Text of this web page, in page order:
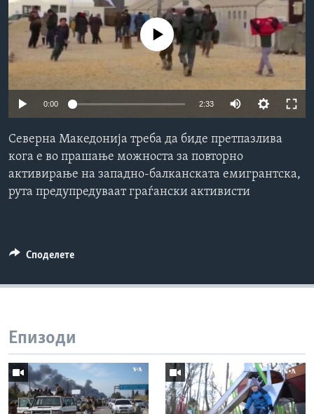
ИНТЕРВЈУА
Јазици
No media source currently available
0:00 2:33
Северна Македонија треба да биде претпазлива
кога е во прашање можноста за повторно
активирање на западно-балканската емигрантска,
рута предупредуваат граѓански активисти
Споделете
Епизоди